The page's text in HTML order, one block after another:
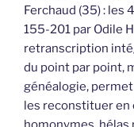
Ferchaud (35) : les
155-201 par Odile
retranscription
du point par point,
généalogie,
les reconstituer en